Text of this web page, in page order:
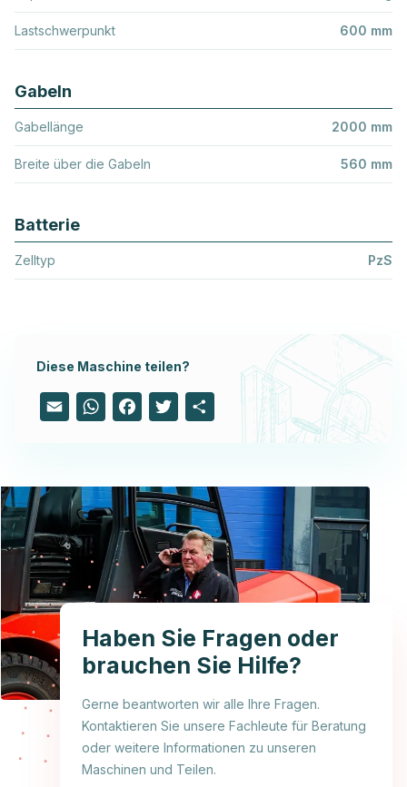
Lastschwerpunkt 600 mm
Gabeln
Gabellänge 2000 mm
Breite über die Gabeln 560 mm
Batterie
Zelltyp PzS
Diese Maschine teilen?
Email WhatsAppFacebook
Twitter
Haben Sie Fragen oder
brauchen Sie Hilfe?
Gerne beantworten wir alle Ihre Fragen.
Kontaktieren Sie unsere Fachleute für Beratung
oder weitere Informationen zu unseren
Maschinen und Teilen.